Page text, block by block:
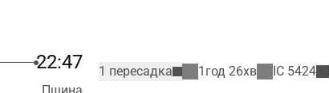
22:47 1 пересадка 1год 26хв IC 5424